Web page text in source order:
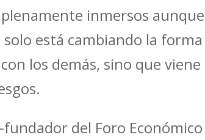
inmersos aunque
solo está cambiando la
los demás, sino que
-fundador del Foro